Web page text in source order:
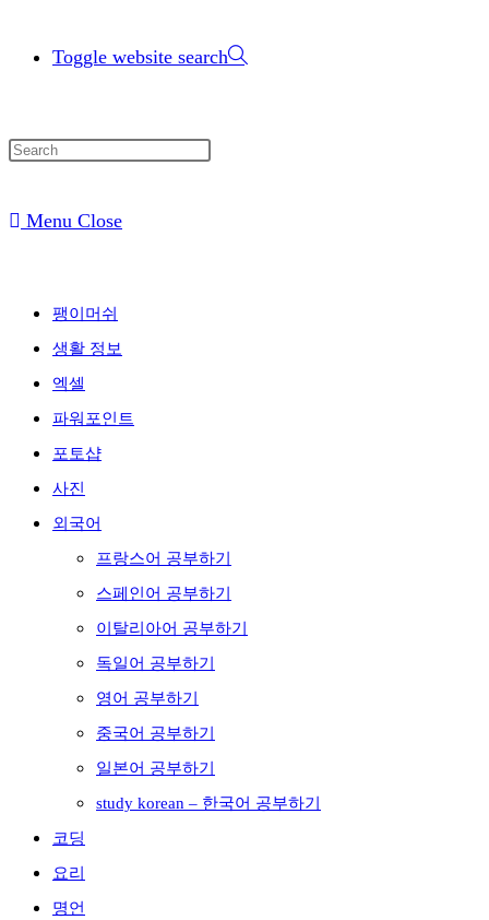
Toggle website search
Menu Close
팽이머쉬
생활 정보
엑셀
파워포인트
포토샵
사진
외국어
프랑스어 공부하기
스페인어 공부하기
이탈리아어 공부하기
독일어 공부하기
영어 공부하기
중국어 공부하기
일본어 공부하기
study korean – 한국어 공부하기
코딩
요리
명언